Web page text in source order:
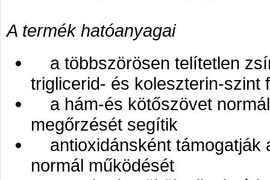
A termék hatóanyagai
a többszörösen telítetlen
triglicerid- és koleszterin-szint
a hám-és kötőszövet
megőrzését segítik
antioxidánsként támogatják
normál működését